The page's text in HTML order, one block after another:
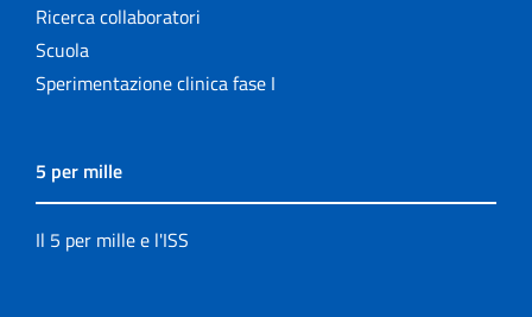
Ricerca collaboratori
Scuola
Sperimentazione clinica fase I
5 per mille
Il 5 per mille e l'ISS